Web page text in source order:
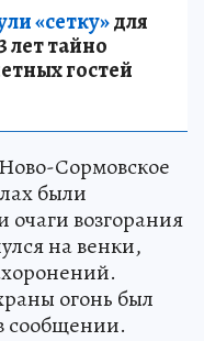
«сетку»для
лет тайно
гостей
Сормовское
были
очаги возгорания
на венки,
огонь был
сообщении.